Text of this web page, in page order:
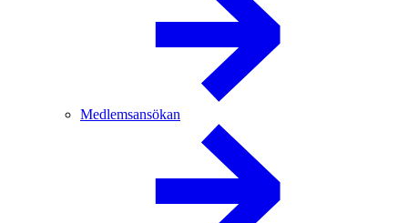
Medlemsansökan